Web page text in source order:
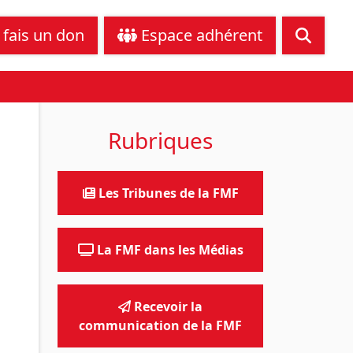
juridique Nous contacter
fais un don Espace adhérent
Rubriques
Les Tribunes de la FMF
La FMF dans les Médias
Recevoir la
communication de la FMF